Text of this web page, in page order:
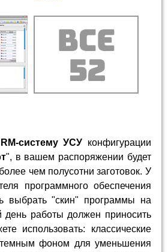
систему УСУ конфигурации
", в вашем распоряжении будет
чем полусотни заготовок. У
программного обеспечения
выбрать "скин" программы на
день работы должен приносить
использовать: классические
фоном для уменьшения